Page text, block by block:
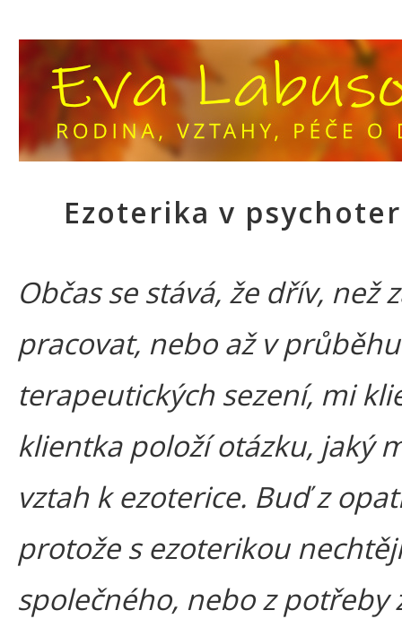
Ezoterika v
Občas se stává, že dřív, než
pracovat, nebo až v průběhu
terapeutických sezení, mi
klientka položí otázku, jaký
vztah k ezoterice. Buď z
protože s ezoterikou
společného, nebo z potřeby